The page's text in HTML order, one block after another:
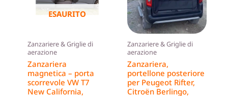
ESAURITO
Zanzariere & Griglie di
aerazione
Zanzariera
magnetica – porta
scorrevole VW T7
New California,
Zanzariere & Griglie di
aerazione
Zanzariera,
portellone posteriore
per Peugeot Rifter,
Citroën Berlingo,